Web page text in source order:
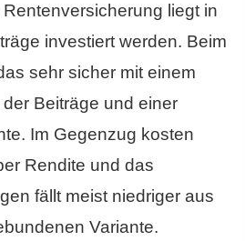
liegt in
investiert werden. Beim
sehr sicher mit einem
Beiträge und einer
Im Gegenzug kosten
Rendite und das
fällt meist niedriger aus
Variante.